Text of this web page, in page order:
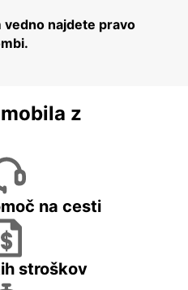
vedno najdete pravo
z
na cesti
stroškov